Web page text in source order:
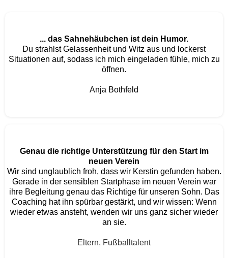
... das Sahnehäubchen ist dein Humor.
Du strahlst Gelassenheit und Witz aus und lockerst
Situationen auf, sodass ich mich eingeladen fühle, mich zu
öffnen.
Anja Bothfeld
Genau die richtige Unterstützung für den Start im
neuen Verein
Wir sind unglaublich froh, dass wir Kerstin gefunden haben.
Gerade in der sensiblen Startphase im neuen Verein war
ihre Begleitung genau das Richtige für unseren Sohn. Das
Coaching hat ihn spürbar gestärkt, und wir wissen: Wenn
wieder etwas ansteht, wenden wir uns ganz sicher wieder
an sie.
Eltern, Fußballtalent